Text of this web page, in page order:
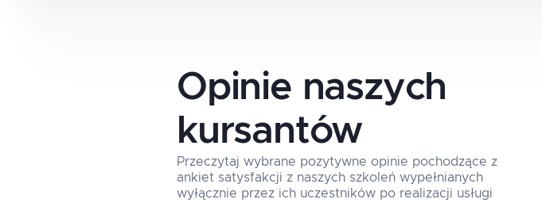
Opinie naszych
kursantów
Przeczytaj wybrane pozytywne opinie pochodzące z
ankiet satysfakcji z naszych szkoleń wypełnianych
wyłącznie przez ich uczestników po realizacji usługi